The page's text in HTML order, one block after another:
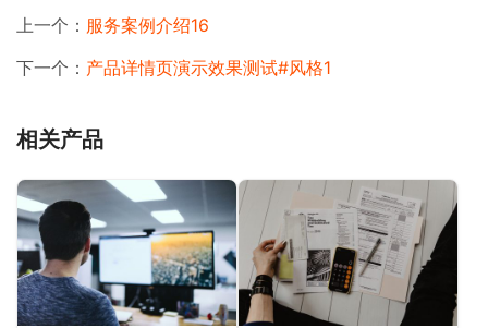
上一个： 服务案例介绍16
下一个： 产品详情页演示效果测试#风格1
相关产品